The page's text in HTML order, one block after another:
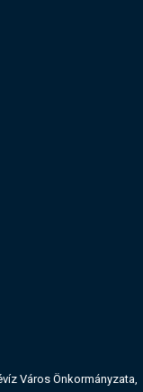
Város Önkormányzata,